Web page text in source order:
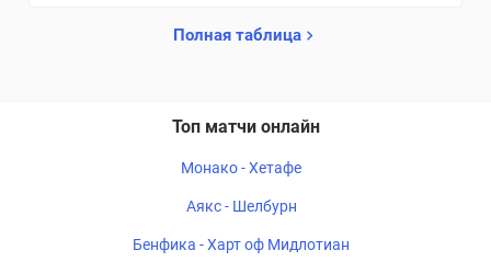
Полная таблица
Топ матчи онлайн
Монако - Хетафе
Аякс - Шелбурн
Бенфика - Харт оф Мидлотиан